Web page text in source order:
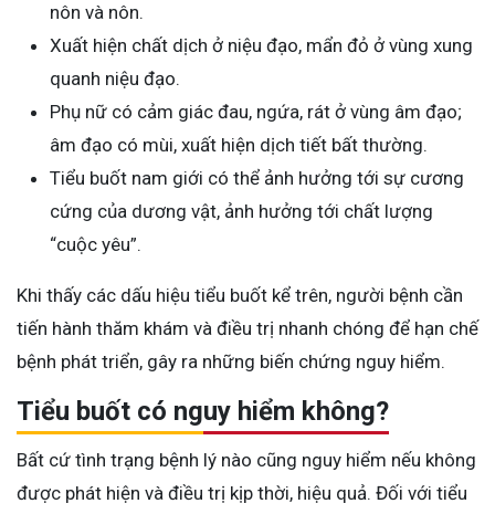
nôn và nôn.
Xuất hiện chất dịch ở niệu đạo, mẩn đỏ ở vùng xung
quanh niệu đạo.
Phụ nữ có cảm giác đau, ngứa, rát ở vùng âm đạo;
âm đạo có mùi, xuất hiện dịch tiết bất thường.
Tiểu buốt nam giới có thể ảnh hưởng tới sự cương
cứng của dương vật, ảnh hưởng tới chất lượng
“cuộc yêu”.
Khi thấy các dấu hiệu tiểu buốt kể trên, người bệnh cần
tiến hành thăm khám và điều trị nhanh chóng để hạn chế
bệnh phát triển, gây ra những biến chứng nguy hiểm.
Tiểu buốt có nguy hiểm không?
Bất cứ tình trạng bệnh lý nào cũng nguy hiểm nếu không
được phát hiện và điều trị kịp thời, hiệu quả. Đối với tiểu